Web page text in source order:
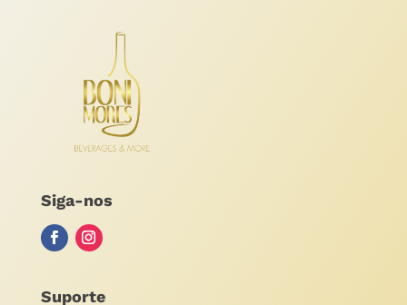
Siga-nos
Suporte